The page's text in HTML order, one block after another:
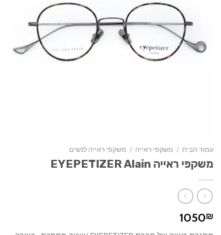
עמוד הבית / משקפי ראייה / משקפי ראייה לנשים
משקפי ראייה EYEPETIZER Alain
1050₪